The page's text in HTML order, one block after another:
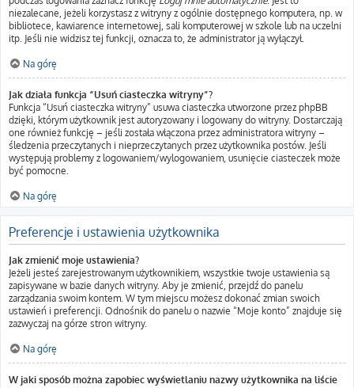
niezalecane, jeżeli korzystasz z witryny z ogólnie dostępnego komputera, np. w
bibliotece, kawiarence internetowej, sali komputerowej w szkole lub na uczelni
itp. Jeśli nie widzisz tej funkcji, oznacza to, że administrator ją wyłączył.
Na górę
Jak działa funkcja “Usuń ciasteczka witryny”?
Funkcja “Usuń ciasteczka witryny” usuwa ciasteczka utworzone przez phpBB
dzięki, którym użytkownik jest autoryzowany i logowany do witryny. Dostarczają
one również funkcję – jeśli została włączona przez administratora witryny –
śledzenia przeczytanych i nieprzeczytanych przez użytkownika postów. Jeśli
występują problemy z logowaniem/wylogowaniem, usunięcie ciasteczek może
być pomocne.
Na górę
Preferencje i ustawienia użytkownika
Jak zmienić moje ustawienia?
Jeżeli jesteś zarejestrowanym użytkownikiem, wszystkie twoje ustawienia są
zapisywane w bazie danych witryny. Aby je zmienić, przejdź do panelu
zarządzania swoim kontem. W tym miejscu możesz dokonać zmian swoich
ustawień i preferencji. Odnośnik do panelu o nazwie “Moje konto” znajduje się
zazwyczaj na górze stron witryny.
Na górę
W jaki sposób można zapobiec wyświetlaniu nazwy użytkownika na liście